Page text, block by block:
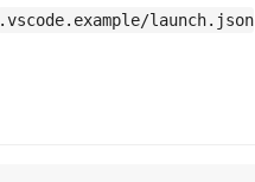
.vscode.example/launch.json